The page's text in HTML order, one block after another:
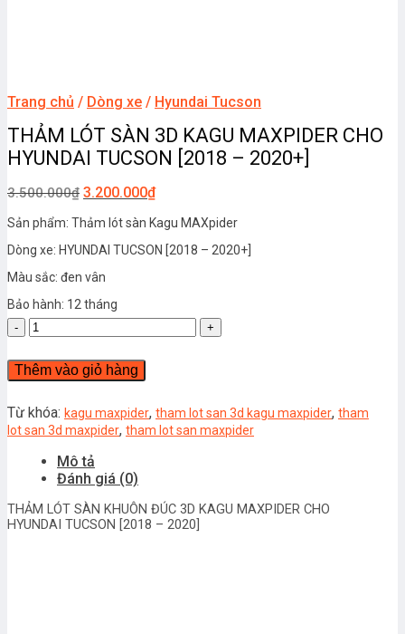
Trang chủ / Dòng xe / Hyundai Tucson
THẢM LÓT SÀN 3D KAGU MAXPIDER CHO
HYUNDAI TUCSON [2018 – 2020+]
3.500.000₫ 3.200.000₫
Sản phẩm: Thảm lót sàn Kagu MAXpider
Dòng xe: HYUNDAI TUCSON [2018 – 2020+]
Màu sắc: đen vân
Bảo hành: 12 tháng
THẢM
LÓT
SÀN
3D
MAXPIDER
CHO
TUCSON
[2018
-
2020+]
số
Thêm vào giỏ hàng
Từ khóa: kagu maxpider, tham lot san 3d kagu maxpider, tham
lot san 3d maxpider, tham lot san maxpider
Mô tả
Đánh giá (0)
THẢM LÓT SÀN KHUÔN ĐÚC 3D KAGU MAXPIDER CHO
HYUNDAI TUCSON [2018 – 2020]